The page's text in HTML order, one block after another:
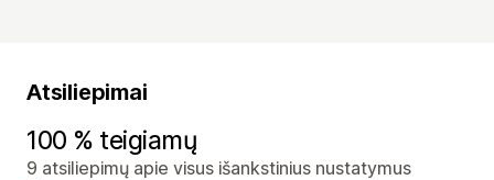
Atsiliepimai
100 % teigiamų
9 atsiliepimų apie visus išankstinius nustatymus